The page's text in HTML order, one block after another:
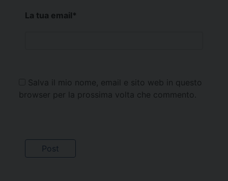
La tua email*
Salva il mio nome, email e sito web in questo
browser per la prossima volta che commento.